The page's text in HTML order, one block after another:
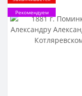
Рекомендуем